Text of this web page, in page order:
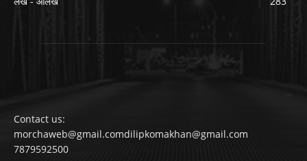
Contact us:
morchaweb@gmail.comdilipkomakhan@gmail.com
7879592500